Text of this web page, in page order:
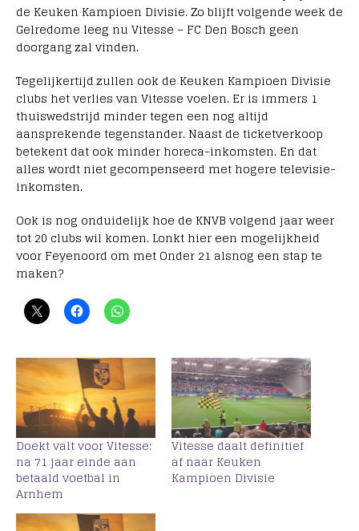
de Keuken Kampioen Divisie. Zo blijft volgende week de
Gelredome leeg nu Vitesse – FC Den Bosch geen
doorgang zal vinden.
Tegelijkertijd zullen ook de Keuken Kampioen Divisie
clubs het verlies van Vitesse voelen. Er is immers 1
thuiswedstrijd minder tegen een nog altijd
aansprekende tegenstander. Naast de ticketverkoop
betekent dat ook minder horeca-inkomsten. En dat
alles wordt niet gecompenseerd met hogere televisie-
inkomsten.
Ook is nog onduidelijk hoe de KNVB volgend jaar weer
tot 20 clubs wil komen. Lonkt hier een mogelijkheid
voor Feyenoord om met Onder 21 alsnog een stap te
maken?
Doekt valt voor Vitesse:
na 71 jaar einde aan
betaald voetbal in
Arnhem
Vitesse daalt definitief
af naar Keuken
Kampioen Divisie